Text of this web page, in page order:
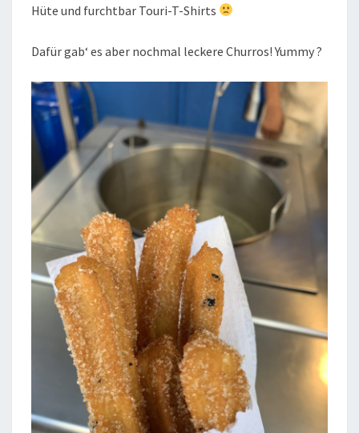
Hüte und furchtbar Touri-T-Shirts
Dafür gab‘ es aber nochmal leckere Churros! Yummy ?